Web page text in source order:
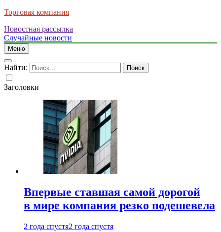
Торговая компания
Новостная рассылка
Случайные новости
Меню
Найти:
Заголовки
Впервые ставшая самой дорогой
в мире компания резко подешевела
2 года спустя2 года спустя